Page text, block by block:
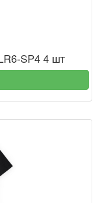
​SP4 4 шт